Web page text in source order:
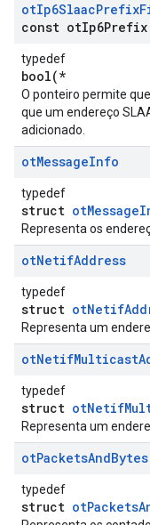
otIp6SlaacPrefix
const ot
typedef
bool(*
O ponteiro permite
que um endereço
adicionado.
otMessageInfo
typedef
struct
Representa os
otNetifAddress
typedef
struct
Representa um
otNetifMulticast
typedef
struct
Representa um
otPacketsAndBytes
typedef
struct